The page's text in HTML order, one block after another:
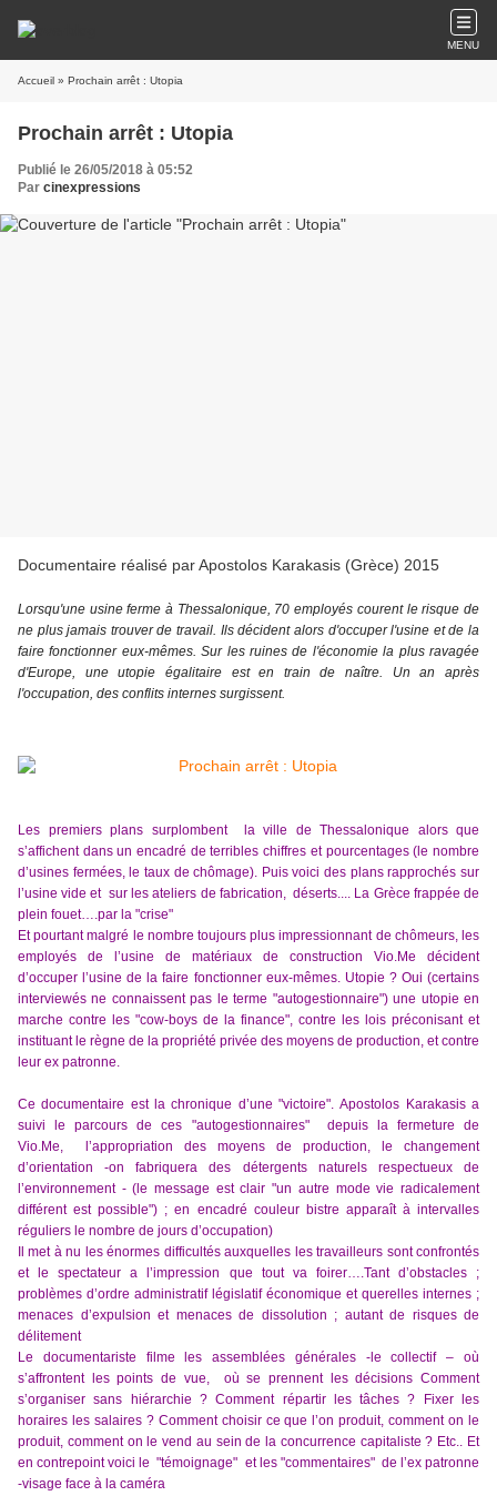
MENU
Accueil » Prochain arrêt : Utopia
Prochain arrêt : Utopia
Publié le 26/05/2018 à 05:52
Par cinexpressions
Documentaire réalisé par Apostolos Karakasis (Grèce) 2015
Lorsqu'une usine ferme à Thessalonique, 70 employés courent le risque de
ne plus jamais trouver de travail. Ils décident alors d'occuper l'usine et de la
faire fonctionner eux-mêmes. Sur les ruines de l'économie la plus ravagée
d'Europe, une utopie égalitaire est en train de naître. Un an après
l'occupation, des conflits internes surgissent.
Les premiers plans surplombent la ville de Thessalonique alors que
s’affichent dans un encadré de terribles chiffres et pourcentages (le nombre
d’usines fermées, le taux de chômage). Puis voici des plans rapprochés sur
l’usine vide et sur les ateliers de fabrication, déserts.... La Grèce frappée de
plein fouet….par la "crise"
Et pourtant malgré le nombre toujours plus impressionnant de chômeurs, les
employés de l’usine de matériaux de construction Vio.Me décident
d’occuper l’usine de la faire fonctionner eux-mêmes. Utopie ? Oui (certains
interviewés ne connaissent pas le terme "autogestionnaire") une utopie en
marche contre les "cow-boys de la finance", contre les lois préconisant et
instituant le règne de la propriété privée des moyens de production, et contre
leur ex patronne.
Ce documentaire est la chronique d’une "victoire". Apostolos Karakasis a
suivi le parcours de ces "autogestionnaires" depuis la fermeture de
Vio.Me, l’appropriation des moyens de production, le changement
d’orientation -on fabriquera des détergents naturels respectueux de
l’environnement - (le message est clair "un autre mode vie radicalement
différent est possible") ; en encadré couleur bistre apparaît à intervalles
réguliers le nombre de jours d’occupation)
Il met à nu les énormes difficultés auxquelles les travailleurs sont confrontés
et le spectateur a l’impression que tout va foirer….Tant d’obstacles ;
problèmes d’ordre administratif législatif économique et querelles internes ;
menaces d’expulsion et menaces de dissolution ; autant de risques de
délitement
Le documentariste filme les assemblées générales -le collectif – où
s’affrontent les points de vue, où se prennent les décisions Comment
s’organiser sans hiérarchie ? Comment répartir les tâches ? Fixer les
horaires les salaires ? Comment choisir ce que l’on produit, comment on le
produit, comment on le vend au sein de la concurrence capitaliste ? Etc.. Et
en contrepoint voici le "témoignage" et les "commentaires" de l’ex patronne
-visage face à la caméra